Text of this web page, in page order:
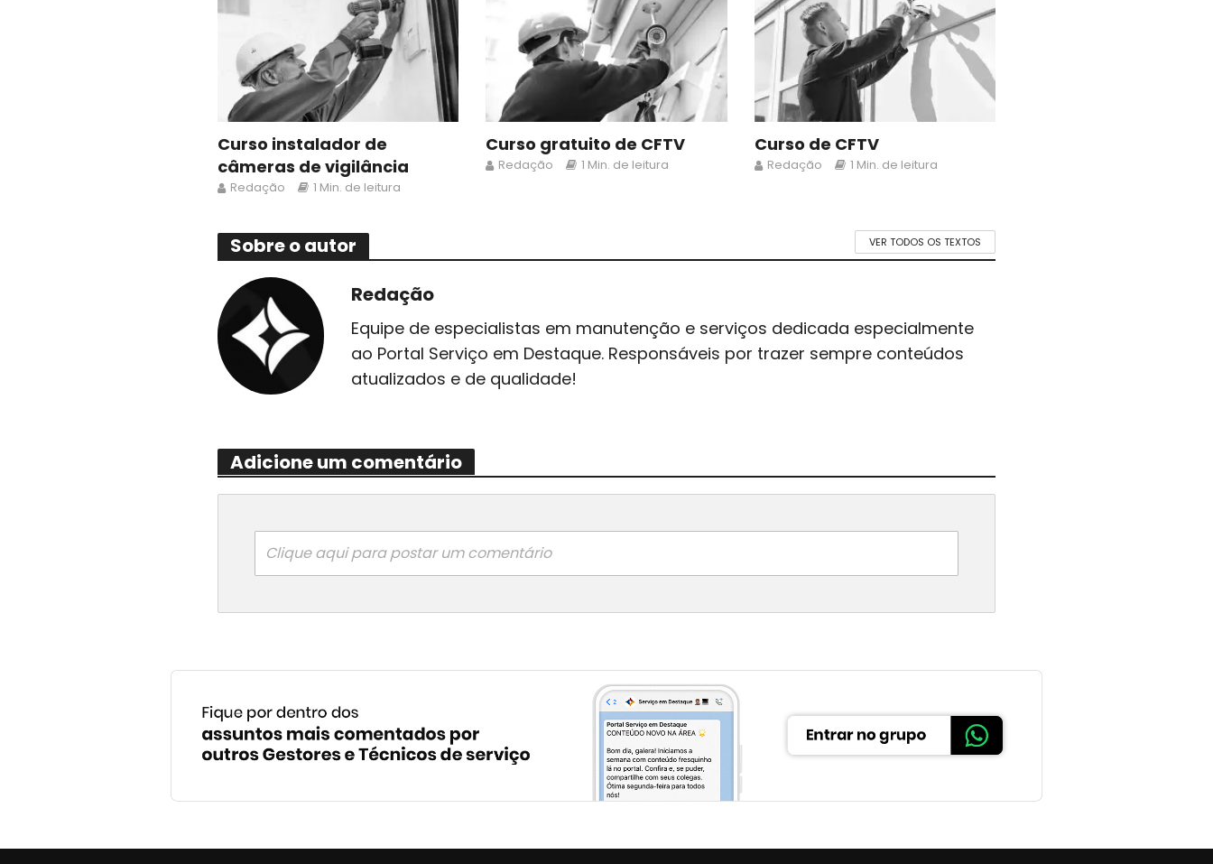
Curso instalador de
câmeras de vigilância
Redação 1 Min. de leitura
Curso gratuito de CFTV
Redação 1 Min. de leitura
Curso de CFTV
Redação 1 Min. de leitura
Sobre o autor VER TODOS OS TEXTOS
Redação
Equipe de especialistas em manutenção e serviços dedicada especialmente
ao Portal Serviço em Destaque. Responsáveis por trazer sempre conteúdos
atualizados e de qualidade!
Adicione um comentário
Clique aqui para postar um comentário